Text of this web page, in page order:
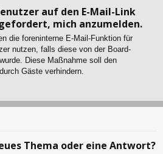
auf den E-Mail-Link
mich anzumelden.
die foreninterne E-Mail-Funktion für
nutzen, falls diese von der Board-
Diese Maßnahme soll den
Gäste verhindern.
Thema oder eine Antwort?